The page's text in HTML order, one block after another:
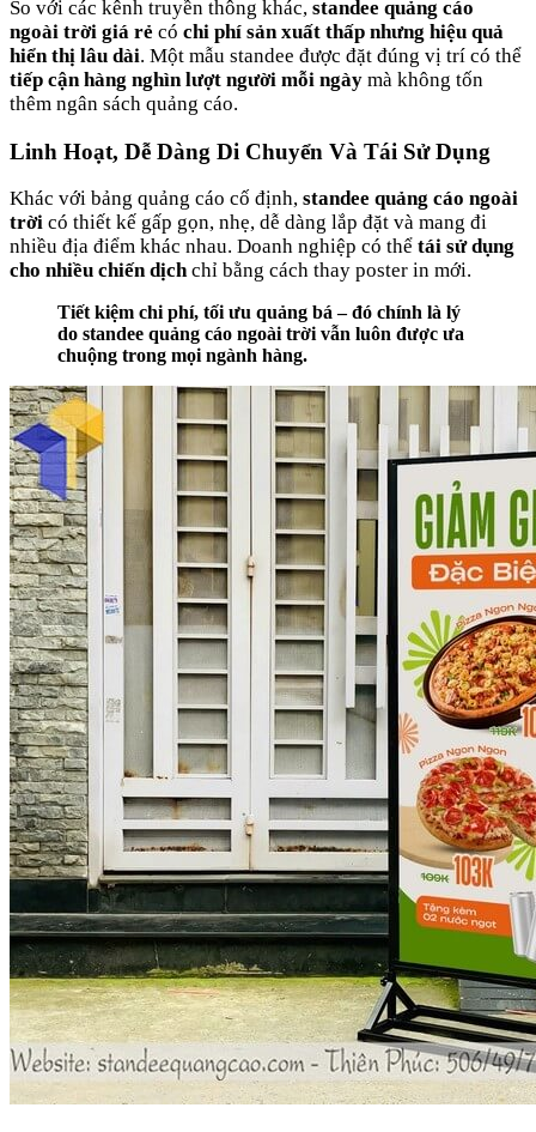
So với các kênh truyền thông khác, standee quảng cáo
ngoài trời giá rẻ có chi phí sản xuất thấp nhưng hiệu quả
hiển thị lâu dài. Một mẫu standee được đặt đúng vị trí có thể
tiếp cận hàng nghìn lượt người mỗi ngày mà không tốn
thêm ngân sách quảng cáo.
Linh Hoạt, Dễ Dàng Di Chuyển Và Tái Sử Dụng
Khác với bảng quảng cáo cố định, standee quảng cáo ngoài
trời có thiết kế gấp gọn, nhẹ, dễ dàng lắp đặt và mang đi
nhiều địa điểm khác nhau. Doanh nghiệp có thể tái sử dụng
cho nhiều chiến dịchchỉ bằng cách thay poster in mới.
Tiết kiệm chi phí, tối ưu quảng bá – đó chính là lý
do standee quảng cáo ngoài trời vẫn luôn được ưa
chuộng trong mọi ngành hàng.